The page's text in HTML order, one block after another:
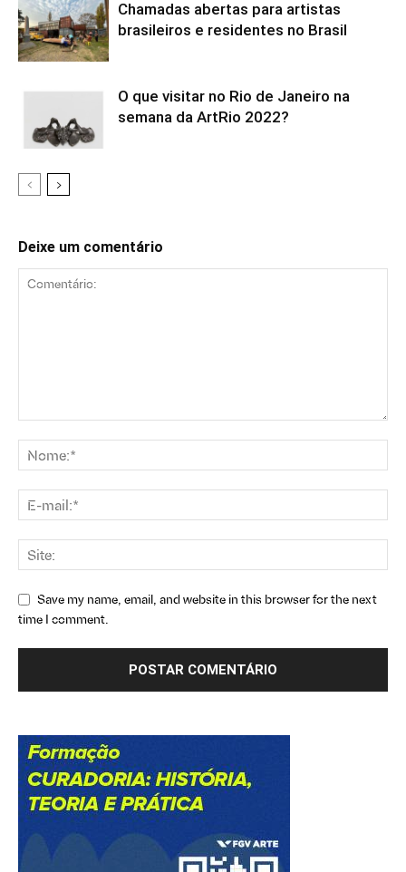
Chamadas abertas para artistas
brasileiros e residentes no Brasil
O que visitar no Rio de Janeiro na
semana da ArtRio 2022?
Deixe um comentário
Save my name, email, and website in this browser for the next
time I comment.